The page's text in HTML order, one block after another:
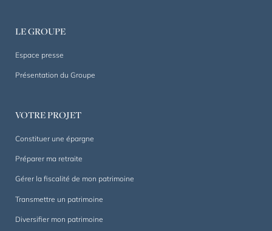
LE GROUPE
Espace presse
Présentation du Groupe
VOTRE PROJET
Constituer une épargne
Préparer ma retraite
Gérer la fiscalité de mon patrimoine
Transmettre un patrimoine
Diversifier mon patrimoine